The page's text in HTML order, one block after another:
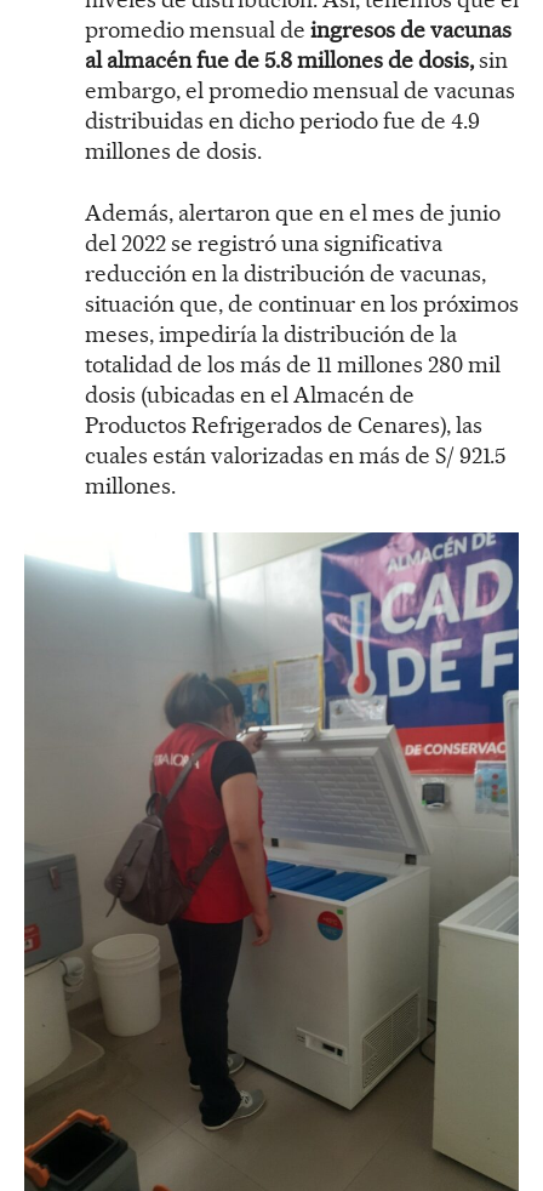
promedio mensual de ingresos de vacunas
al almacén fue de 5.8 millones de dosis,sin
embargo, el promedio mensual de vacunas
distribuidas en dicho periodo fue de 4.9
millones de dosis.
Además, alertaron que en el mes de junio
del 2022 se registró una significativa
reducción en la distribución de vacunas,
situación que, de continuar en los próximos
meses, impediría la distribución de la
totalidad de los más de 11 millones 280 mil
dosis (ubicadas en el Almacén de
Productos Refrigerados de Cenares), las
cuales están valorizadas en más de S/ 921.5
millones.